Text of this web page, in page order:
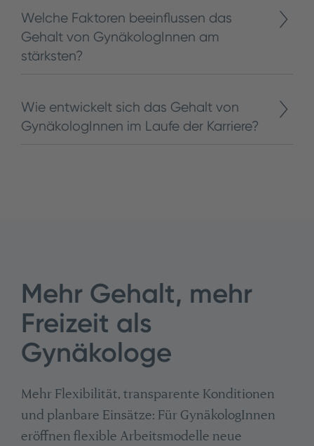
Welche Faktoren beeinflussen das
Gehalt von GynäkologInnen am
stärksten?
Wie entwickelt sich das Gehalt von
GynäkologInnen im Laufe der Karriere?
Mehr Gehalt, mehr
Freizeit als
Gynäkologe
Mehr Flexibilität, transparente Konditionen
und planbare Einsätze: Für GynäkologInnen
eröffnen flexible Arbeitsmodelle neue